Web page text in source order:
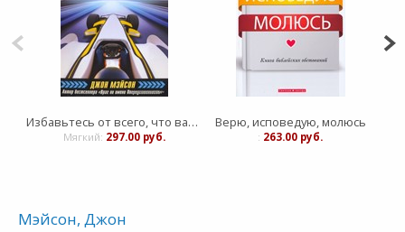
Избавьтесь от всего, что вам мешает
Мягкий: 297.00 руб.
Верю, исповедую, молюсь
: 263.00 руб.
Мэйсон, Джон